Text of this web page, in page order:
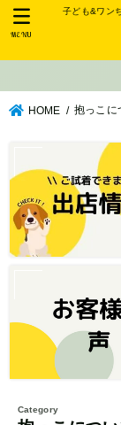
子ども&ワン
MENU
HOME 抱っこに